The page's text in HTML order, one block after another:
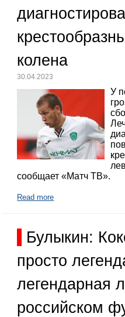
колена
30.04.2023
У
сообщает «Матч ТВ».
Read more
Булыкин:
просто
легендарная
российском